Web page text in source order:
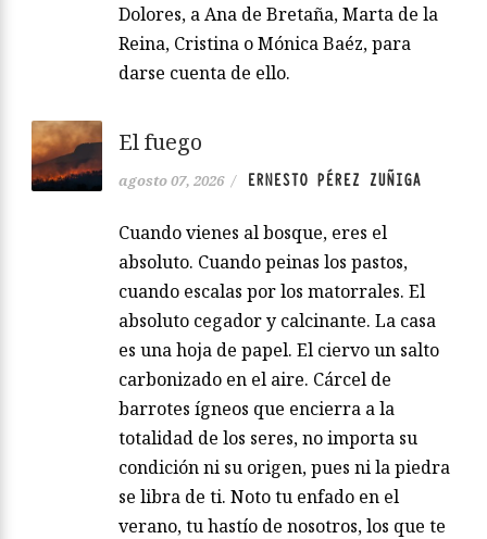
Dolores, a Ana de Bretaña, Marta de la
Reina, Cristina o Mónica Baéz, para
darse cuenta de ello.
El fuego
agosto 07, 2026 / ERNESTO PÉREZ ZUÑIGA
Cuando vienes al bosque, eres el
absoluto. Cuando peinas los pastos,
cuando escalas por los matorrales. El
absoluto cegador y calcinante. La casa
es una hoja de papel. El ciervo un salto
carbonizado en el aire. Cárcel de
barrotes ígneos que encierra a la
totalidad de los seres, no importa su
condición ni su origen, pues ni la piedra
se libra de ti. Noto tu enfado en el
verano, tu hastío de nosotros, los que te